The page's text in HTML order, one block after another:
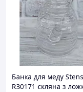
Банка для меду
R30171 скляна з